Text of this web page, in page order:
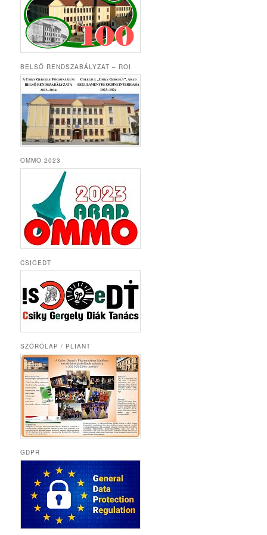
BELSŐ RENDSZABÁLYZAT – ROI
OMMO 2023
CSIGEDT
SZÓRÓLAP / PLIANT
GDPR